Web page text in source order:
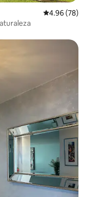
Calificación
4.96 (78)